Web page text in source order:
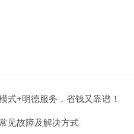
式+明德服务，省钱又靠谱！
见故障及解决方式